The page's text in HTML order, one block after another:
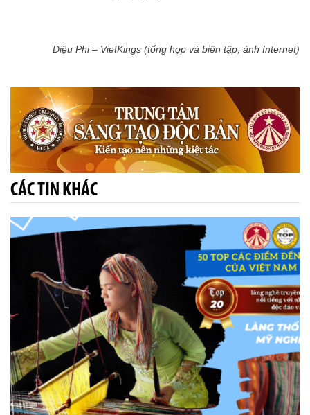
Diệu Phi – VietKings (tổng hợp và biên tập; ảnh Internet)
CÁC TIN KHÁC